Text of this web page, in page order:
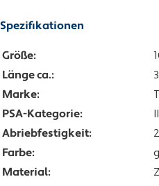
Spezifikationen
Größe:
Länge ca.:
Marke:
PSA-Kategorie:
Abriebfestigkeit:
2
Farbe:
Material: